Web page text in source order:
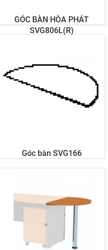
GÓC BÀN HÒA PHÁT
SVG806L(R)
Góc bàn SVG166